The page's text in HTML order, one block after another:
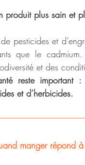
plus sain et
pesticides et
que le
et des
reste important
et d’herbicides.
manger répond